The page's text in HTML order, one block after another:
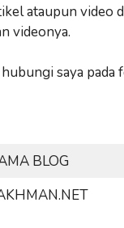
ataupun video
videonya.
saya pada
BLOG